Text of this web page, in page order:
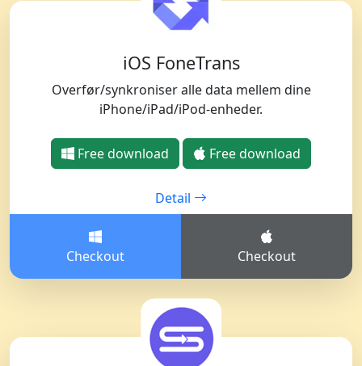
iOS FoneTrans
Overfør/synkroniser alle data mellem dine
iPhone/iPad/iPod-enheder.
Free download Free download
Detail
Checkout Checkout